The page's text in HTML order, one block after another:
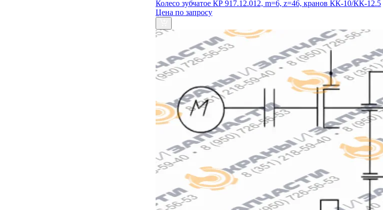
Колесо зубчатое КР 917.12.012, m=6, z=46, кранов КК‑10/КК‑12.5
Цена по запросу